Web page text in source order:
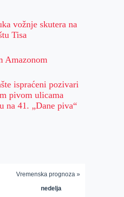
vožnje skutera na
Tisa
Amazonom
ispraćeni pozivari
pivom ulicama
na 41. „Dane piva“